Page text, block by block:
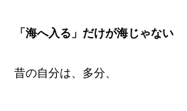
「海へ入る」だけが海じゃない
昔の自分は、多分、